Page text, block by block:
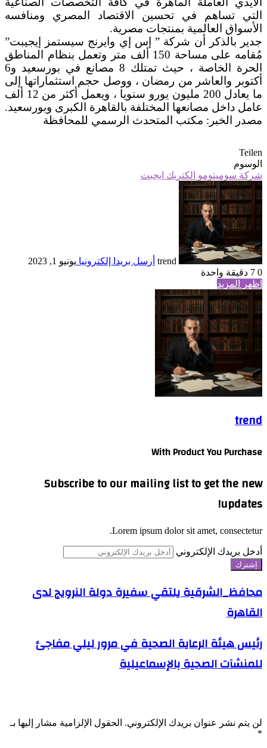
التي تساهم في تحسين الاقتصاد المصري ومنافسه
الأسواق العالمية بمنتجات مصرية.
جدير بالذكر أن شركة ” إس إي وايرنج سيستمز إيجيبت”
مُقامه على مساحة 150 ألف متر وتعمل بنظام المناطق
الحرة الخاصة ، حيث تمتلك 8 مصانع في بورسعيد و6
أكتوبر والعاشر من رمضان ، ووصل حجم استثماراتها إلى
ما يعادل 200 مليون يورو سنويا ، ويعمل أكثر من 12 ألف
عامل داخل مصانعها المختلفة بالقاهرة الكبرى وبورسعيد.
مصدر الخبر: مكتب المتحدث الرسمي للمحافظة
Teilen
الوسوم
شركة سوميتومو الكتريك ايجبت
trend أرسل بريدا إلكترونيا يونيو 1, 2023
0
دقيقة واحدة
اظهر المزيد
trend
With Product You Purchase
Subscribe to our mailing list to get the new
updates!
Lorem ipsum dolor sit amet, consectetur.
أدخل بريدك الإلكتروني
محافظ_الشرقية يلتقي سفيرة دولة النرويج لدى
القاهرة
رئيس هيئة الرعاية الصحية في مرور ليلي مفاجئ
للمنشآت الصحية بالإسماعيلية
لن يتم نشر عنوان بريدك الإلكتروني. الحقول الإلزامية مشار إليها بـ
*